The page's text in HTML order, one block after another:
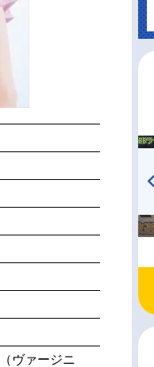
（ヴァージニ
ハイキュー!! 烏野高校放送部!